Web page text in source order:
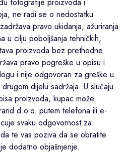
ne radi se o nedostatku
pravo ukidanja, ažuriranja
u cilju poboljšanja tehničkih,
proizvoda bez prethodne
pravo pogreške u opisu i
i nije odgovoran za greške u
dijelu sadržaja. U slučaju
proizvoda, kupac može
d.o.o. putem telefona ili e-
svaku odgovornost za
te vas poziva da se obratite
dodatno objašnjenje.